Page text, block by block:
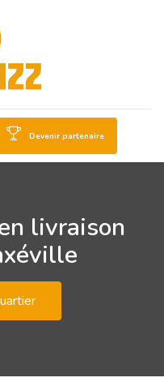
Devenir partenaire
livraison